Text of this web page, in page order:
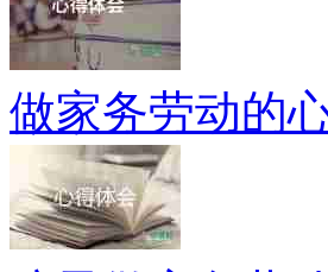
做家务劳动的